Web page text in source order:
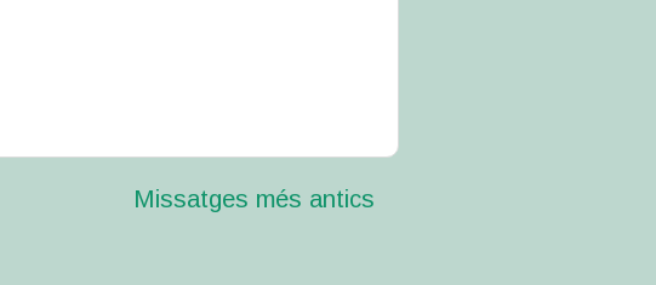
Missatges més antics